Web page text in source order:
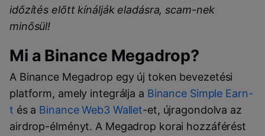
időzítés előtt kínálják eladásra, scam-nek
minősül!
Mi a Binance Megadrop?
A Binance Megadrop egy új token bevezetési
platform, amely integrálja a Binance Simple Earn-
t és a Binance Web3 Wallet-et, újragondolva az
airdrop-élményt. A Megadrop korai hozzáférést